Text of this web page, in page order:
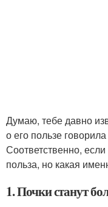
Думаю, тебе давно
о его пользе
Соответственно,
польза, но какая
1. Почки станут